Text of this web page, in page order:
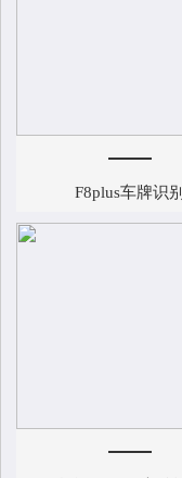
F8plus车牌识别